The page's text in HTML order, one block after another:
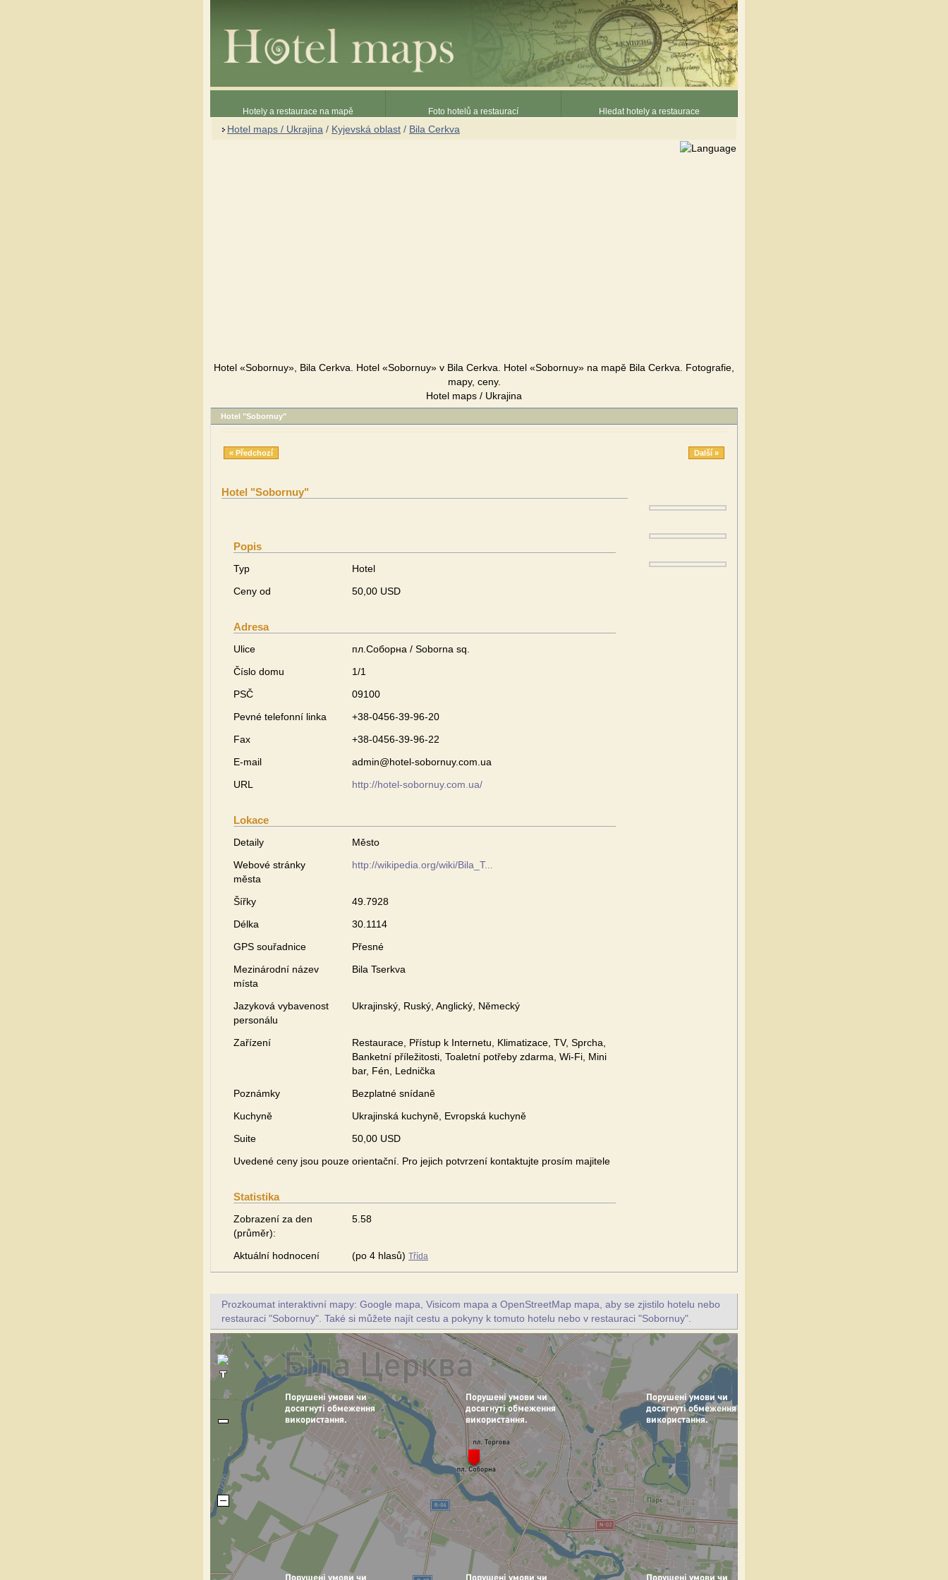
Hotely a restaurace na mapě Foto hotelů a restaurací Hledat hotely a restaurace
Hotel maps / Ukrajina / Kyjevská oblast / Bila Cerkva
Hotel «Sobornuy», Bila Cerkva. Hotel «Sobornuy» v Bila Cerkva. Hotel «Sobornuy» na mapě Bila Cerkva. Fotografie,
mapy, ceny.
Hotel maps / Ukrajina
Hotel "Sobornuy"
« Předchozí Další »
Hotel "Sobornuy"
Popis
Typ
Hotel
Ceny od
50,00 USD
Adresa
Ulice
пл.Соборна / Soborna sq.
Číslo domu
1/1
PSČ
09100
Pevné telefonní linka
+38-0456-39-96-20
Fax
+38-0456-39-96-22
E-mail
admin@hotel-sobornuy.com.ua
URL
http://hotel-sobornuy.com.ua/
Lokace
Detaily
Město
Webové stránky
města
http://wikipedia.org/wiki/Bila_T...
Šířky
49.7928
Délka
30.1114
GPS souřadnice
Přesné
Mezinárodní název
místa
Bila Tserkva
Jazyková vybavenost
personálu
Ukrajinský, Ruský, Anglický, Německý
Zařízení
Restaurace, Přístup k Internetu, Klimatizace, TV, Sprcha,
Banketní příležitosti, Toaletní potřeby zdarma, Wi-Fi, Mini
bar, Fén, Lednička
Poznámky
Bezplatné snídaně
Kuchyně
Ukrajinská kuchyně, Evropská kuchyně
Suite
50,00 USD
Uvedené ceny jsou pouze orientační. Pro jejich potvrzení kontaktujte prosím majitele
Statistika
Zobrazení za den
(průměr):
5.58
Aktuální hodnocení (po 4 hlasů) Třída
Prozkoumat interaktivní mapy: Google mapa, Visicom mapa a OpenStreetMap mapa, aby se zjistilo hotelu nebo
restauraci "Sobornuy". Také si můžete najít cestu a pokyny k tomuto hotelu nebo v restauraci "Sobornuy".